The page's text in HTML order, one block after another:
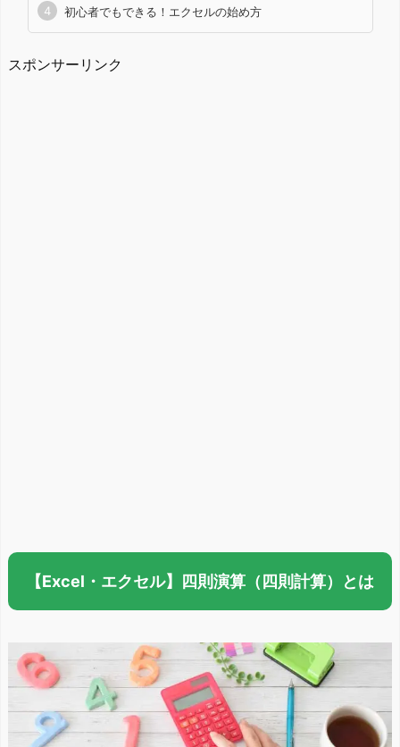
初心者でもできる！エクセルの始め方
スポンサーリンク
【Excel・エクセル】四則演算（四則計算）とは